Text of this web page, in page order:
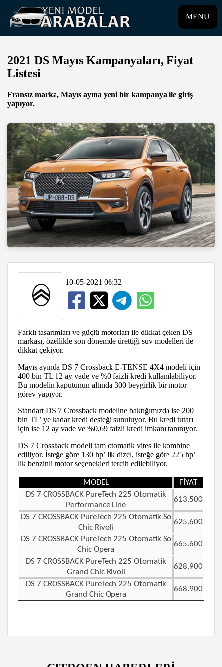
MENU
2021 DS Mayıs Kampanyaları, Fiyat
Listesi
Fransız marka, Mayıs ayına yeni bir kampanya ile giriş
yapıyor.
10-05-2021 06:32
Farklı tasarımları ve güçlü motorları ile dikkat çeken DS
markası, özellikle son dönemde ürettiği suv modelleri ile
dikkat çekiyor.
Mayıs ayında DS 7 Crossback E-TENSE 4X4 modeli için
400 bin TL 12 ay vade ve %0 faizli kredi kullanılabiliyor.
Bu modelin kaputunun altında 300 beygirlik bir motor
görev yapıyor.
Standart DS 7 Crossback modeline baktığımızda ise 200
bin TL’ ye kadar kredi desteği sunuluyor. Bu kredi tutarı
için ise 12 ay vade ve %0,69 faizli kredi imkanı tanınıyor.
DS 7 Crossback modeli tam otomatik vites ile kombine
ediliyor. İsteğe göre 130 hp’ lik dizel, isteğe göre 225 hp’
lik benzinli motor seçenekleri tercih edilebiliyor.
MODEL
FİYAT
DS 7 CROSSBACK PureTech 225 Otomatik
Performance Line
613.500
DS 7 CROSSBACK PureTech 225 Otomatik So
Chic Rivoli
625.600
DS 7 CROSSBACK PureTech 225 Otomatik So
Chic Opera
665.600
DS 7 CROSSBACK PureTech 225 Otomatik
Grand Chic Rivoli
628.900
DS 7 CROSSBACK PureTech 225 Otomatik
Grand Chic Opera
668.900